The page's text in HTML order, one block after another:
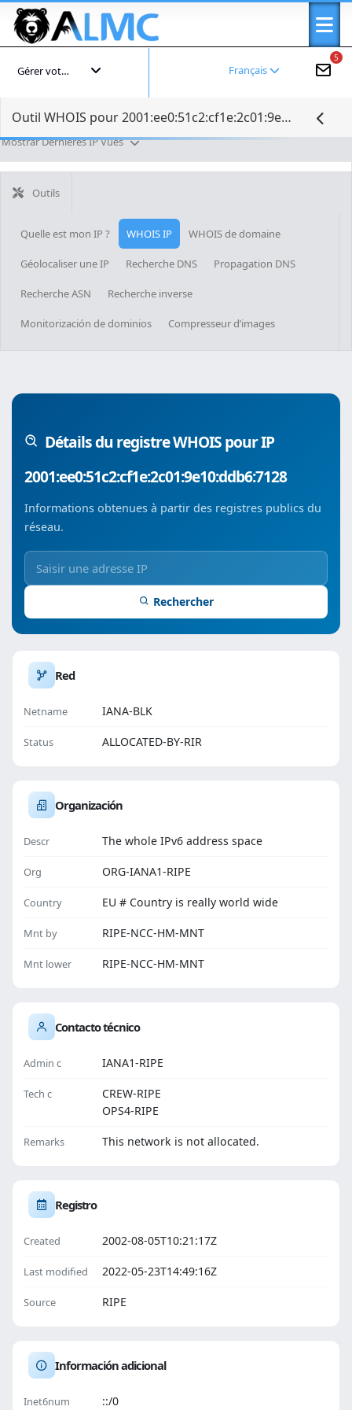
5
Français
Gérer votre compte
Outil WHOIS pour 2001:ee0:51c2:cf1e:2c01:9e10:ddb6:7128
Mostrar Dernières IP Vues
Outils
Quelle est mon IP ? WHOIS IP WHOIS de domaine
Géolocaliser une IP Recherche DNS Propagation DNS
Recherche ASN Recherche inverse
Monitorización de dominios Compresseur d’images
Détails du registre WHOIS pour IP
2001:ee0:51c2:cf1e:2c01:9e10:ddb6:7128
Informations obtenues à partir des registres publics du
réseau.
Rechercher
Red
Netname IANA-BLK
Status ALLOCATED-BY-RIR
Organización
Descr The whole IPv6 address space
Org ORG-IANA1-RIPE
Country EU # Country is really world wide
Mnt by RIPE-NCC-HM-MNT
Mnt lower RIPE-NCC-HM-MNT
Contacto técnico
Admin c IANA1-RIPE
Tech c
CREW-RIPE
OPS4-RIPE
Remarks This network is not allocated.
Registro
Created 2002-08-05T10:21:17Z
Last modified 2022-05-23T14:49:16Z
Source RIPE
Información adicional
Inet6num ::/0